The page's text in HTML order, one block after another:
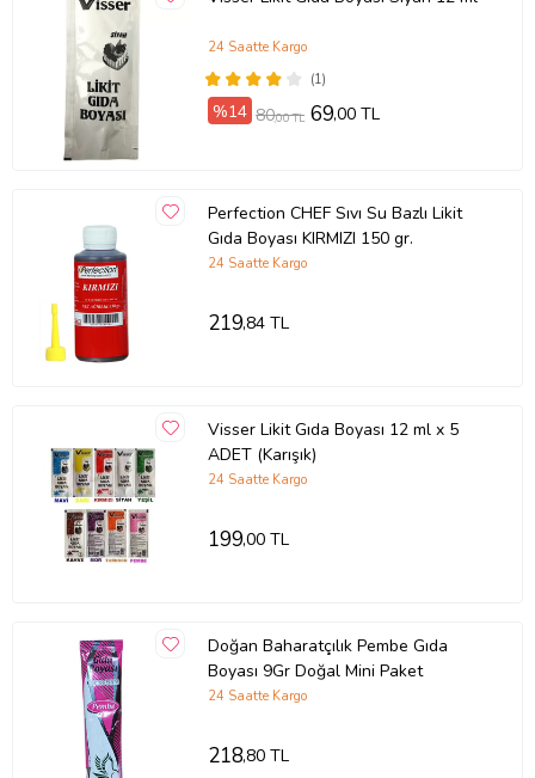
(1)
24 Saatte Kargo
%14 80,00 TL 69,00 TL
Perfection CHEF Sıvı Su Bazlı Likit
Gıda Boyası KIRMIZI 150 gr.
24 Saatte Kargo
219,84 TL
Visser Likit Gıda Boyası 12 ml x 5
ADET (Karışık)
24 Saatte Kargo
199,00 TL
Doğan Baharatçılık Pembe Gıda
Boyası 9Gr Doğal Mini Paket
24 Saatte Kargo
218,80 TL